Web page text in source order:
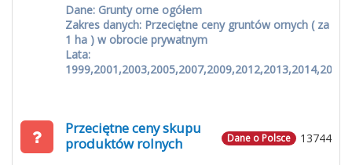
Dane: Grunty orne ogółem
Zakres danych: Przeciętne ceny gruntów ornych ( za
1 ha ) w obrocie prywatnym
Lata:
1999,2001,2003,2005,2007,2009,2012,2013,2014,2015
13744
Dane o Polsce
Przeciętne ceny skupu
produktów rolnych